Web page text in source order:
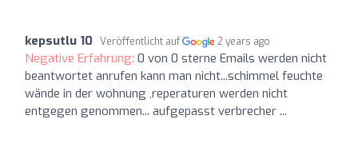
kepsutlu 10 Veröffentlicht auf 2 years ago
Negative Erfahrung: 0 von 0 sterne Emails werden nicht
beantwortet anrufen kann man nicht...schimmel feuchte
wände in der wohnung ,reperaturen werden nicht
entgegen genommen... aufgepasst verbrecher ...